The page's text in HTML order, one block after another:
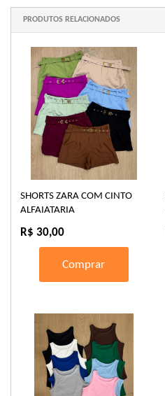
PRODUTOS RELACIONADOS
SHORTS ZARA COM CINTO
ALFAIATARIA
R$ 30,00
Comprar